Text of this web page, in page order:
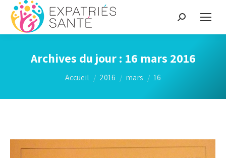
Recherche
:
Archives du jour : 16 mars 2016
Vous êtes ici :
Accueil 2016 mars 16